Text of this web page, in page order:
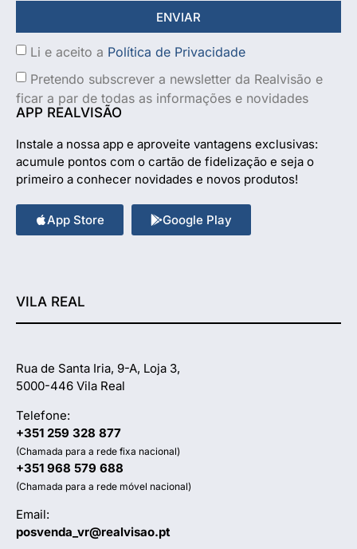
Li e aceito a Política de Privacidade
Pretendo subscrever a newsletter da Realvisão e
ficar a par de todas as informações e novidades
ENVIAR
APP REALVISÃO
Instale a nossa app e aproveite vantagens exclusivas:
acumule pontos com o cartão de fidelização e seja o
primeiro a conhecer novidades e novos produtos!
App Store Google Play
VILA REAL
Rua de Santa Iria, 9-A, Loja 3,
5000-446 Vila Real
Telefone:
+351 259 328 877
(Chamada para a rede fixa nacional)
+351 968 579 688
(Chamada para a rede móvel nacional)
Email:
posvenda_vr@realvisao.pt